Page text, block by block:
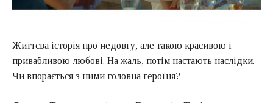
Життєва історія про недовгу, але такою красивою і
привабливою любові. На жаль, потім настають наслідки.
Чи впорається з ними головна героїня?